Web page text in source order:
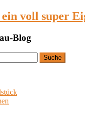
voll super
Blog